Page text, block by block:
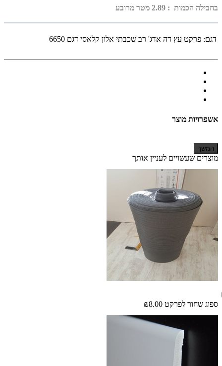
בחבילה הכמות : 2.89 מטר מרובע
דגם: פרקט עץ דה אדג' רב שכבתי אלון קלאסי דגם 6650
אשפרויות מוצר
המשך
מוצרים שעשויים לעניין אותך
ספוג שחור לפרקט ₪8.00